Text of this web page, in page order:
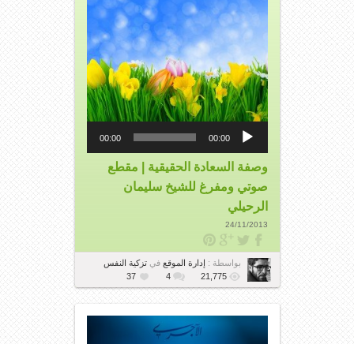
الصوت
00:00
00:00
وصفة السعادة الحقيقية | مقطع
صوتي ومفرغ للشيخ سليمان
الرحيلي
24/11/2013
بواسطة : إدارة الموقعفيتزكية النفس
21,775
4
37